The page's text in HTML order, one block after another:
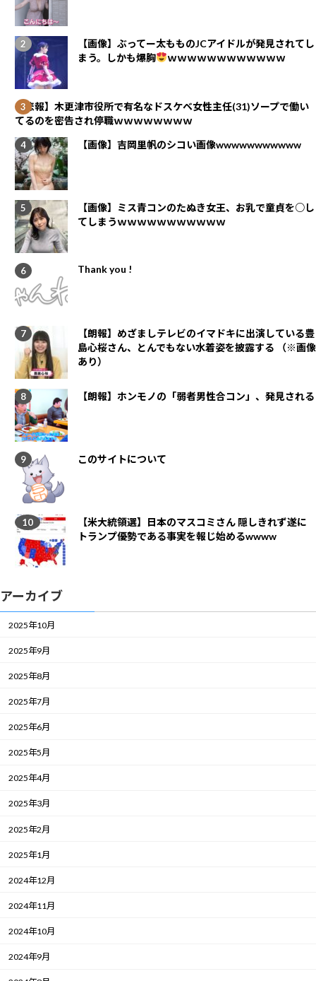
【画像】ぶってー太もものJCアイドルが発見されてし
まう。しかも爆胸
ｗｗｗｗｗｗｗｗｗｗｗｗ
【悲報】木更津市役所で有名なドスケベ女性主任(31)ソープで働い
てるのを密告され停職ｗｗｗｗｗｗｗｗ
【画像】吉岡里帆のシコい画像wwwwwwwwwww
【画像】ミス青コンのたぬき女王、お乳で童貞を○し
てしまうｗｗｗｗｗｗｗｗｗｗｗ
Thank you !
【朗報】めざましテレビのイマドキに出演している豊
島心桜さん、とんでもない水着姿を披露する （※画像
あり）
【朗報】ホンモノの「弱者男性合コン」、発見される
このサイトについて
【米大統領選】日本のマスコミさん 隠しきれず遂に
トランプ優勢である事実を報じ始めるwwww
アーカイブ
2025年10月
2025年9月
2025年8月
2025年7月
2025年6月
2025年5月
2025年4月
2025年3月
2025年2月
2025年1月
2024年12月
2024年11月
2024年10月
2024年9月